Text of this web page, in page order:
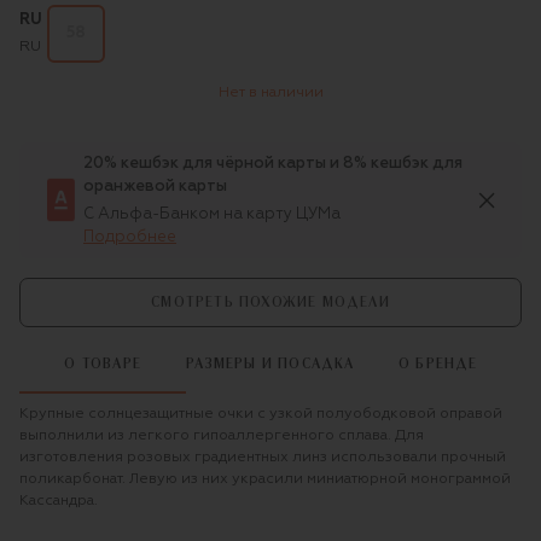
RU
RU
Нет в наличии
20% кешбэк для чёрной карты и 8% кешбэк для
оранжевой карты
С Альфа-Банком на карту ЦУМа
Подробнее
СМОТРЕТЬ ПОХОЖИЕ МОДЕЛИ
О ТОВАРЕ РАЗМЕРЫ И ПОСАДКА О БРЕНДЕ
Крупные солнцезащитные очки с узкой полуободковой оправой
выполнили из легкого гипоаллергенного сплава. Для
изготовления розовых градиентных линз использовали прочный
поликарбонат. Левую из них украсили миниатюрной монограммой
Кассандра.